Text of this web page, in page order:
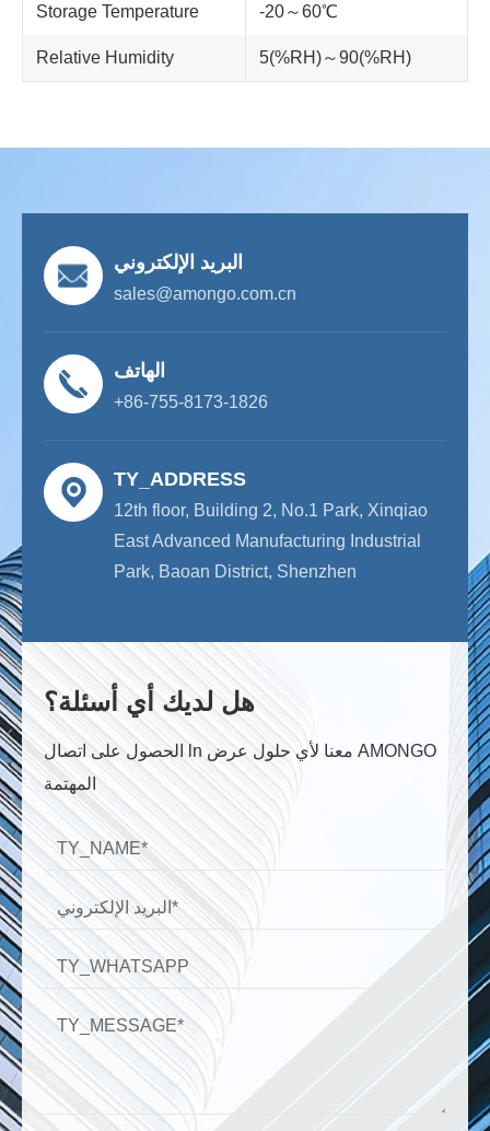
Storage Temperature -20～60℃
Relative Humidity 5(%RH)～90(%RH)
البريد الإلكتروني
sales@amongo.com.cn
الهاتف
+86-755-8173-1826
TY_ADDRESS
12th floor, Building 2, No.1 Park, Xinqiao
East Advanced Manufacturing Industrial
Park, Baoan District, Shenzhen
هل لديك أي أسئلة؟
الحصول على اتصال ln معنا لأي حلول عرض AMONGO
المهتمة